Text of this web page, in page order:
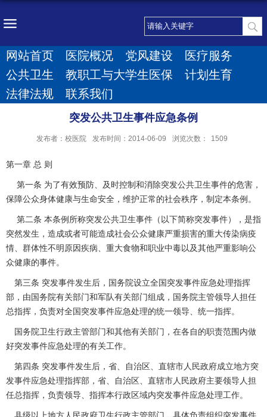
网站首页 医院概况 党风建设
医疗服务
公共卫生
教职工与大学生医保
计划生育
法律法规
联系我们
突发公共卫生事件应急条例
发布者：校医院 发布时间：2014-06-09 浏览次数： 1509
第一章 总 则
第一条 为了有效预防、及时控制和消除突发公共卫生事件的危害，
保障公众身体健康与生命安全，维护正常的社会秩序，制定本条例。
第二条 本条例所称突发公共卫生事件（以下简称突发事件），是指
突然发生，造成或者可能造成社会公众健康严重损害的重大传染病疫
情、群体性不明原因疾病、重大食物和职业中毒以及其他严重影响公
众健康的事件。
第三条 突发事件发生后，国务院设立全国突发事件应急处理指挥
部，由国务院有关部门和军队有关部门组成，国务院主管领导人担任
总指挥，负责对全国突发事件应急处理的统一领导、统一指挥。
国务院卫生行政主管部门和其他有关部门，在各自的职责范围内做
好突发事件应急处理的有关工作。
第四条 突发事件发生后，省、自治区、直辖市人民政府成立地方突
发事件应急处理指挥部，省、自治区、直辖市人民政府主要领导人担
任总指挥，负责领导、指挥本行政区域内突发事件应急处理工作。